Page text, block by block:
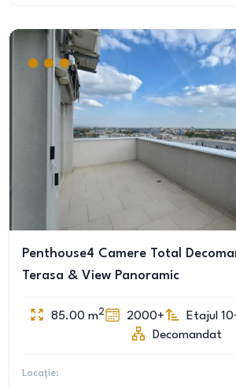
Penthouse4 Camere Total
Terasa & View Panoramic
85.00 m2 2000+ Etajul
Decomandat
Locație: